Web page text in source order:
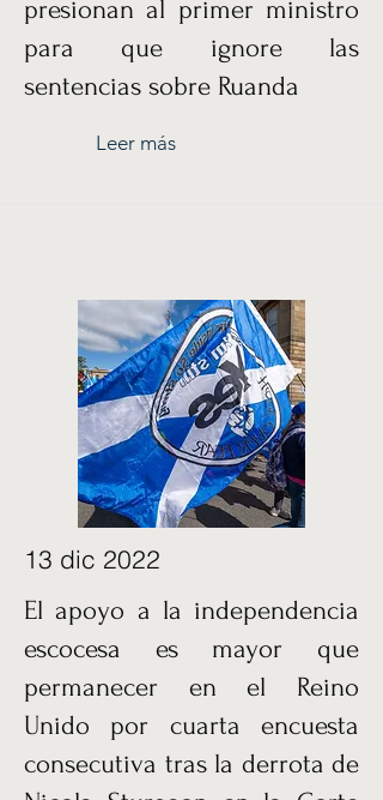
presionan al primer ministro
para que ignore las
sentencias sobre Ruanda
Leer más
13 dic 2022
El apoyo a la independencia
escocesa es mayor que
permanecer en el Reino
Unido por cuarta encuesta
consecutiva tras la derrota de